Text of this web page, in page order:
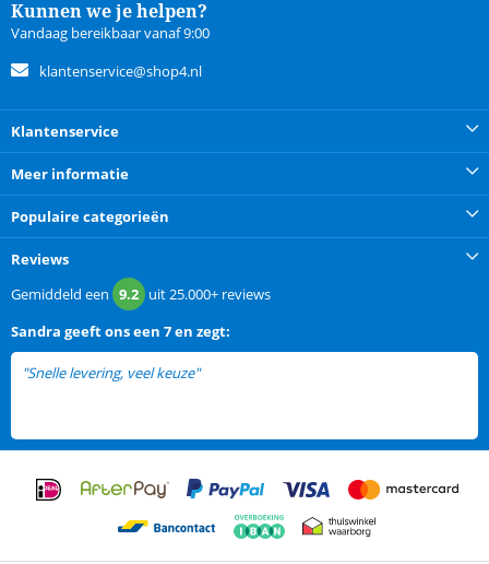
Kunnen we je helpen?
Vandaag bereikbaar vanaf 9:00
klantenservice@shop4.nl
Klantenservice
Meer informatie
Populaire categorieën
Reviews
Gemiddeld een 9.2 uit25.000+ reviews
Sandra geeft ons een 7 en zegt:
"Snelle levering, veel keuze"